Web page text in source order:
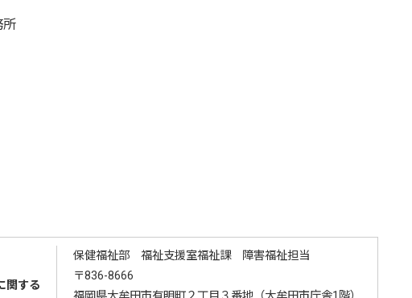
所
関する
保健福祉部 福祉支援室福祉課 障害福祉担当
〒836-8666